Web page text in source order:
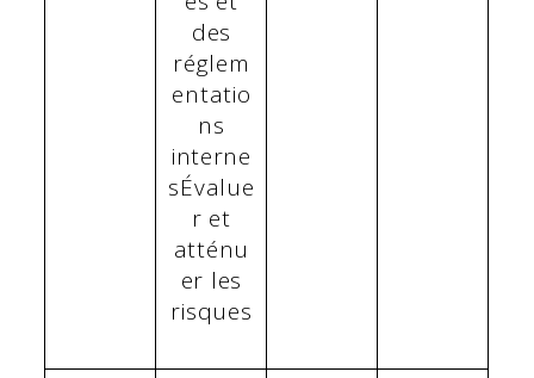
des
réglem
entatio
ns
interne
sÉvalue
r et
atténu
er les
risques